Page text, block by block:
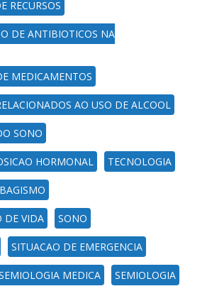
RECURSOS
DE ANTIBIOTICOS NA
MEDICAMENTOS
AO USO DE ALCOOL
SONO
HORMONAL TECNOLOGIA
DE VIDA SONO
SITUACAO DE EMERGENCIA
MEDICA SEMIOLOGIA